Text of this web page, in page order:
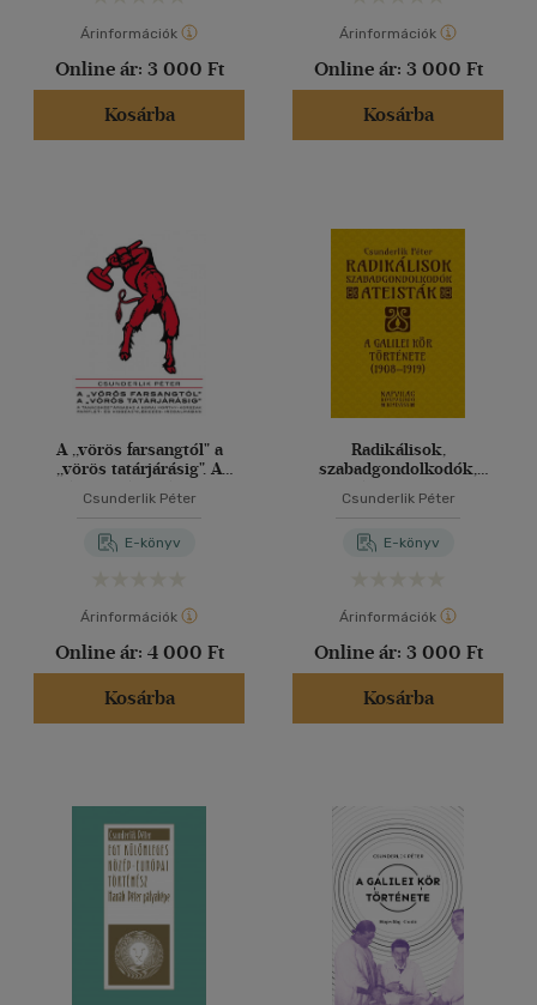
Árinformációk
Online ár: 3 000 Ft
Kosárba
Árinformációk
Online ár: 3 000 Ft
Kosárba
A ,,vörös farsangtól" a
,,vörös tatárjárásig". A
Horthy-korszak pamflet-
irodalmában
Csunderlik Péter
E-könyv
Árinformációk
Online ár: 4 000 Ft
Kosárba
Radikálisok,
szabadgondolkodók,
története, 1908-1919
Csunderlik Péter
E-könyv
Árinformációk
Online ár: 3 000 Ft
Kosárba